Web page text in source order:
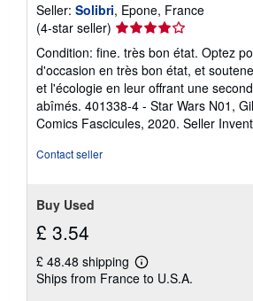
Seller: Solibri, Epone, France
(4-star seller) Seller
rating
4
out
of
5
stars
Condition: fine. très bon état. Optez
d'occasion en très bon état, et
et l'écologie en leur offrant une
abîmés. 401338-4 - Star Wars N01,
Comics Fascicules, 2020. Seller
Contact seller
Buy Used
£ 3.54
£ 48.48 shipping
Learn
more
Ships from France to U.S.A.